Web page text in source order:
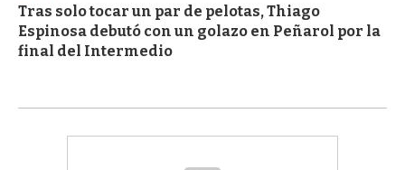
Tras solo tocar un par de pelotas, Thiago
Espinosa debutó con un golazo en Peñarol por la
final del Intermedio